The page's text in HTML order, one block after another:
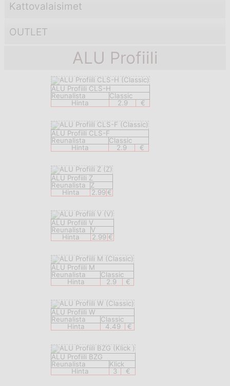
Kattovalaisimet
OUTLET
ALU Profiili
ALU Profiili CLS-H
Reunalista
Classic
Hinta
2.9 €
ALU Profiili CLS-F
Reunalista
Classic
Hinta
2.9 €
ALU Profiili Z
Reunalista
Z
Hinta
2.99 €
ALU Profiili V
Reunalista
V
Hinta
2.99 €
ALU Profiili M
Reunalista
Classic
Hinta
2.9 €
ALU Profiili W
Reunalista
Classic
Hinta
4.49 €
ALU Profiili BZG
Reunalista
Klick
Hinta
3 €